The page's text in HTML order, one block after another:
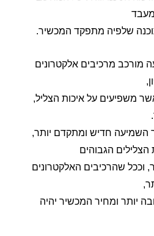
שלפיה מתפקד המכשיר.
מורכב מרכיבים אלקטרונים
משפיעים על איכות הצליל,
חדיש ומתקדם יותר,
הגבוהים
וככל שהרכיבים האלקטרונים
יותר ומחיר המכשיר יהיה